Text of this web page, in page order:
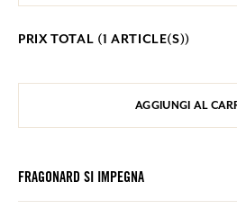
PRIX TOTAL (1 ARTICLE(S))
AGGIUNGI AL
FRAGONARD SI IMPEGNA